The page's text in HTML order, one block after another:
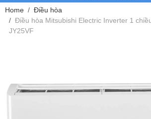
Home
Điều hòa
Điều hòa Mitsubishi Electric Inverter 1
JY25VF